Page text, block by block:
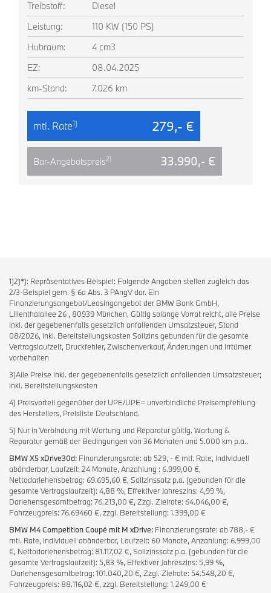
Treibstoff:
Diesel
Leistung:
110 KW (150 PS)
Hubraum:
4 cm3
EZ:
08.04.2025
km-Stand:
7.026 km
mtl. Rate1) 279,- €
Bar-Angebotspreis2) 33.990,- €
1)2)*): Repräsentatives Beispiel: Folgende Angaben stellen zugleich das
2/3-Beispiel gem. § 6a Abs. 3 PAngV dar. Ein
Finanzierungsangebot/Leasingangebot der BMW Bank GmbH,
Lilienthalallee 26 , 80939 München, Gültig solange Vorrat reicht, alle Preise
inkl. der gegebenenfalls gesetzlich anfallenden Umsatzsteuer, Stand
08/2026, inkl. Bereitstellungskosten Sollzins gebunden für die gesamte
Vertragslaufzeit, Druckfehler, Zwischenverkauf, Änderungen und Irrtümer
vorbehalten
3)Alle Preise inkl. der gegebenenfalls gesetzlich anfallenden Umsatzsteuer;
inkl. Bereitstellungskosten
4) Preisvorteil gegenüber der UPE/UPE= unverbindliche Preisempfehlung
des Herstellers, Preisliste Deutschland.
5) Nur in Verbindung mit Wartung und Reparatur gültig. Wartung &
Reparatur gemäß der Bedingungen von 36 Monaten und 5.000 km p.a..
BMW X5 xDrive30d: Finanzierungsrate: ab 529, - € mtl. Rate, individuell
abänderbar, Laufzeit: 24 Monate, Anzahlung : 6.999,00 €,
Nettodarlehensbetrag: 69.695,60 €, Sollzinssatz p.a. (gebunden für die
gesamte Vertragslaufzeit): 4,88 %, Effektiver Jahreszins: 4,99 %,
Darlehensgesamtbetrag: 76.213,00 €, Zzgl. Zielrate: 64.046,00 €,
Fahrzeugpreis: 76.69460 €, zzgl. Bereitstellung: 1.399,00 €
BMW M4 Competition Coupé mit M xDrive: Finanzierungsrate: ab 788,- €
mtl. Rate, individuell abänderbar, Laufzeit: 60 Monate, Anzahlung: 6.999,00
€, Nettodarlehensbetrag: 81.117,02 €, Sollzinssatz p.a. (gebunden für die
gesamte Vertragslaufzeit): 5,83 %, Effektiver Jahreszins: 5,99 %,
Darlehensgesamtbetrag: 101.040,20 €, Zzgl. Zielrate: 54.548,20 €,
Fahrzeugpreis: 88.116,02 €, zzgl. Bereitstellung: 1.249,00 €